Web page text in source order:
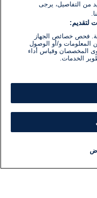
من التفاصيل، يرجى
لتقديم:
فحص خصائص الجهاز
المعلومات و/أو الوصول
المخصصان وقياس أداء
الخدمات.